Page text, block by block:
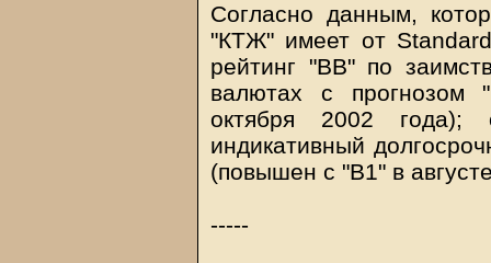
Согласно данным,
"КТЖ" имеет от
рейтинг "ВВ" по
валютах с прогнозом
октября 2002
индикативный
(повышен с "В1" в
-----